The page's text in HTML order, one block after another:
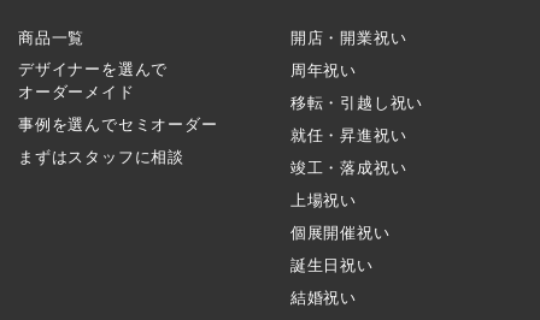
商品一覧
デザイナーを選んで
オーダーメイド
事例を選んでセミオーダー
まずはスタッフに相談
開店・開業祝い
周年祝い
移転・引越し祝い
就任・昇進祝い
竣工・落成祝い
上場祝い
個展開催祝い
誕生日祝い
結婚祝い